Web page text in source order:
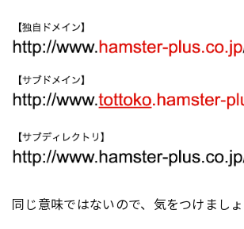
同じ意味ではないので、気をつけましょ